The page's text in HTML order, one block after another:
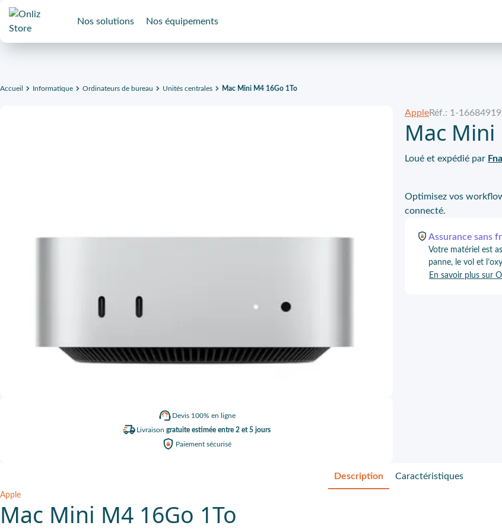
Nos solutions Nos équipements
Accueil Informatique Ordinateurs de bureau Unités centrales Mac Mini M4 16Go 1To
Devis 100% en ligne
Livraison gratuite estimée entre 2 et 5 jours
Paiement sécurisé
AppleRéf.: 1-16684919
Mac Mini
Loué et expédié par
Optimisez vos
connecté.
Assurance sans
Votre matériel est
panne, le vol et
En savoir plus sur
Description Caractéristiques
Apple
Mac Mini M4 16Go 1To